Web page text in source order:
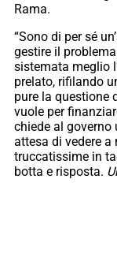
Rama.
“Sono di per sé
gestire il
sistemata meglio
prelato, rifilando
pure la questione
vuole per
chiede al governo
attesa di vedere
truccatissime in
botta e risposta.